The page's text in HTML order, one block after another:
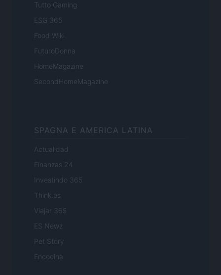
Tutto Gaming
ESG 365
Food Wiki
FuturoDonna
HomeMagazine
SecondHomeMagazine
SPAGNA E AMERICA LATINA
Actualidad
Finanzas 24
Investindo 365
Think.es
Viajar 365
ES Newz
Pet Story
Encocina